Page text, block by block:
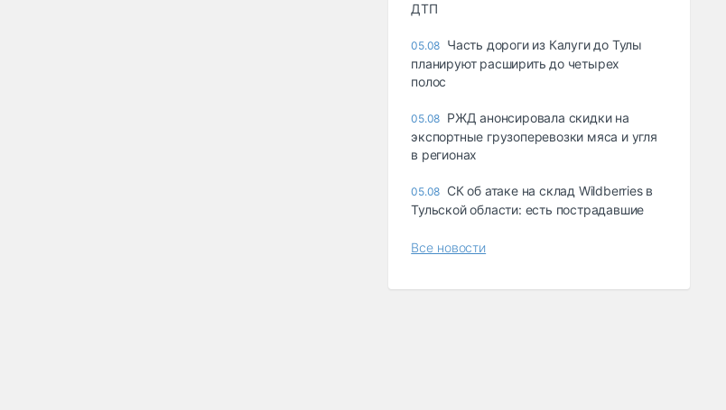
ДТП
05.08 Часть дороги из Калуги до Тулы
планируют расширить до четырех
полос
05.08 РЖД анонсировала скидки на
экспортные грузоперевозки мяса и угля
в регионах
05.08 СК об атаке на склад Wildberries в
Тульской области: есть пострадавшие
Все новости